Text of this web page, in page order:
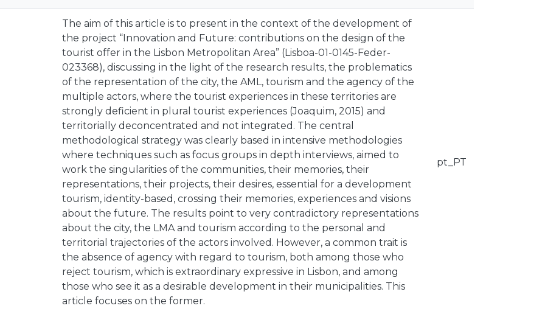
The aim of this article is to present in the context of the development of
the project “Innovation and Future: contributions on the design of the
tourist offer in the Lisbon Metropolitan Area” (Lisboa-01-0145-Feder-
023368), discussing in the light of the research results, the problematics
of the representation of the city, the AML, tourism and the agency of the
multiple actors, where the tourist experiences in these territories are
strongly deficient in plural tourist experiences (Joaquim, 2015) and
territorially deconcentrated and not integrated. The central
methodological strategy was clearly based in intensive methodologies
where techniques such as focus groups in depth interviews, aimed to
work the singularities of the communities, their memories, their
representations, their projects, their desires, essential for a development
tourism, identity-based, crossing their memories, experiences and visions
about the future. The results point to very contradictory representations
about the city, the LMA and tourism according to the personal and
territorial trajectories of the actors involved. However, a common trait is
the absence of agency with regard to tourism, both among those who
reject tourism, which is extraordinary expressive in Lisbon, and among
those who see it as a desirable development in their municipalities. This
article focuses on the former.
pt_PT